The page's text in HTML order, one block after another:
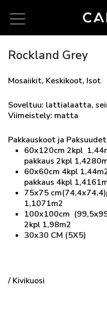
Rockland Grey
Mosaiikit, Keskikoot, Isot
Soveltuu: lattialaatta,
Viimeistely: matta
Pakkauskoot ja Paksuudet
60x120cm 2kpl
pakkaus 2kpl
60x60cm 4kpl
pakkaus 4kpl
75x75
1,1071m2
100x100cm
2kpl 1,98m2
30x30 CM (5X5)
/ Kivikuosi